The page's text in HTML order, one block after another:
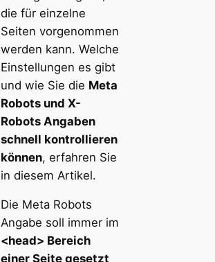
die für einzelne
Seiten vorgenommen
werden kann. Welche
Einstellungen es gibt
und wie Sie die Meta
Robots und X-
Robots Angaben
schnell kontrollieren
können, erfahren Sie
in diesem Artikel.
Die Meta Robots
Angabe soll immer im
<head> Bereich
einer Seite gesetzt